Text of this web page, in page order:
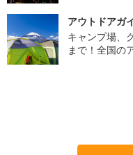
アウトドアガ
キャンプ場、
まで！全国の